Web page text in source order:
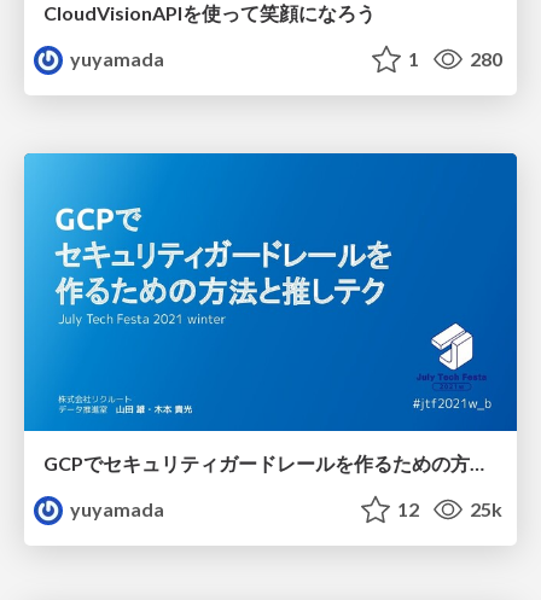
CloudVisionAPIを使って笑顔になろう
yuyamada
1 280
GCPでセキュリティガードレールを作るための方法と推しテク
yuyamada
12 25k